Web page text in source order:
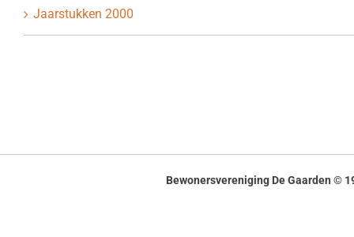
Jaarstukken 2000
Bewonersvereniging De Gaarden ©